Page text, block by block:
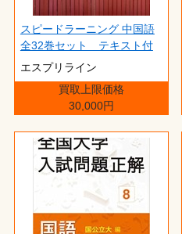
スピードラーニング 中国語
全32巻セット テキスト付
エスプリライン
買取上限価格
30,000円